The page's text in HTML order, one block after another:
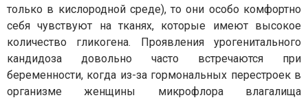
только в кислородной среде), то они особо комфортно
себя чувствуют на тканях, которые имеют высокое
количество гликогена. Проявления урогенитального
кандидоза довольно часто встречаются при
беременности, когда из-за гормональных перестроек в
организме женщины микрофлора влагалища